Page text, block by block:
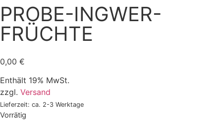
PROBE-INGWER-
FRÜCHTE
0,00 €
Enthält 19% MwSt.
zzgl. Versand
Lieferzeit: ca. 2-3 Werktage
Vorrätig